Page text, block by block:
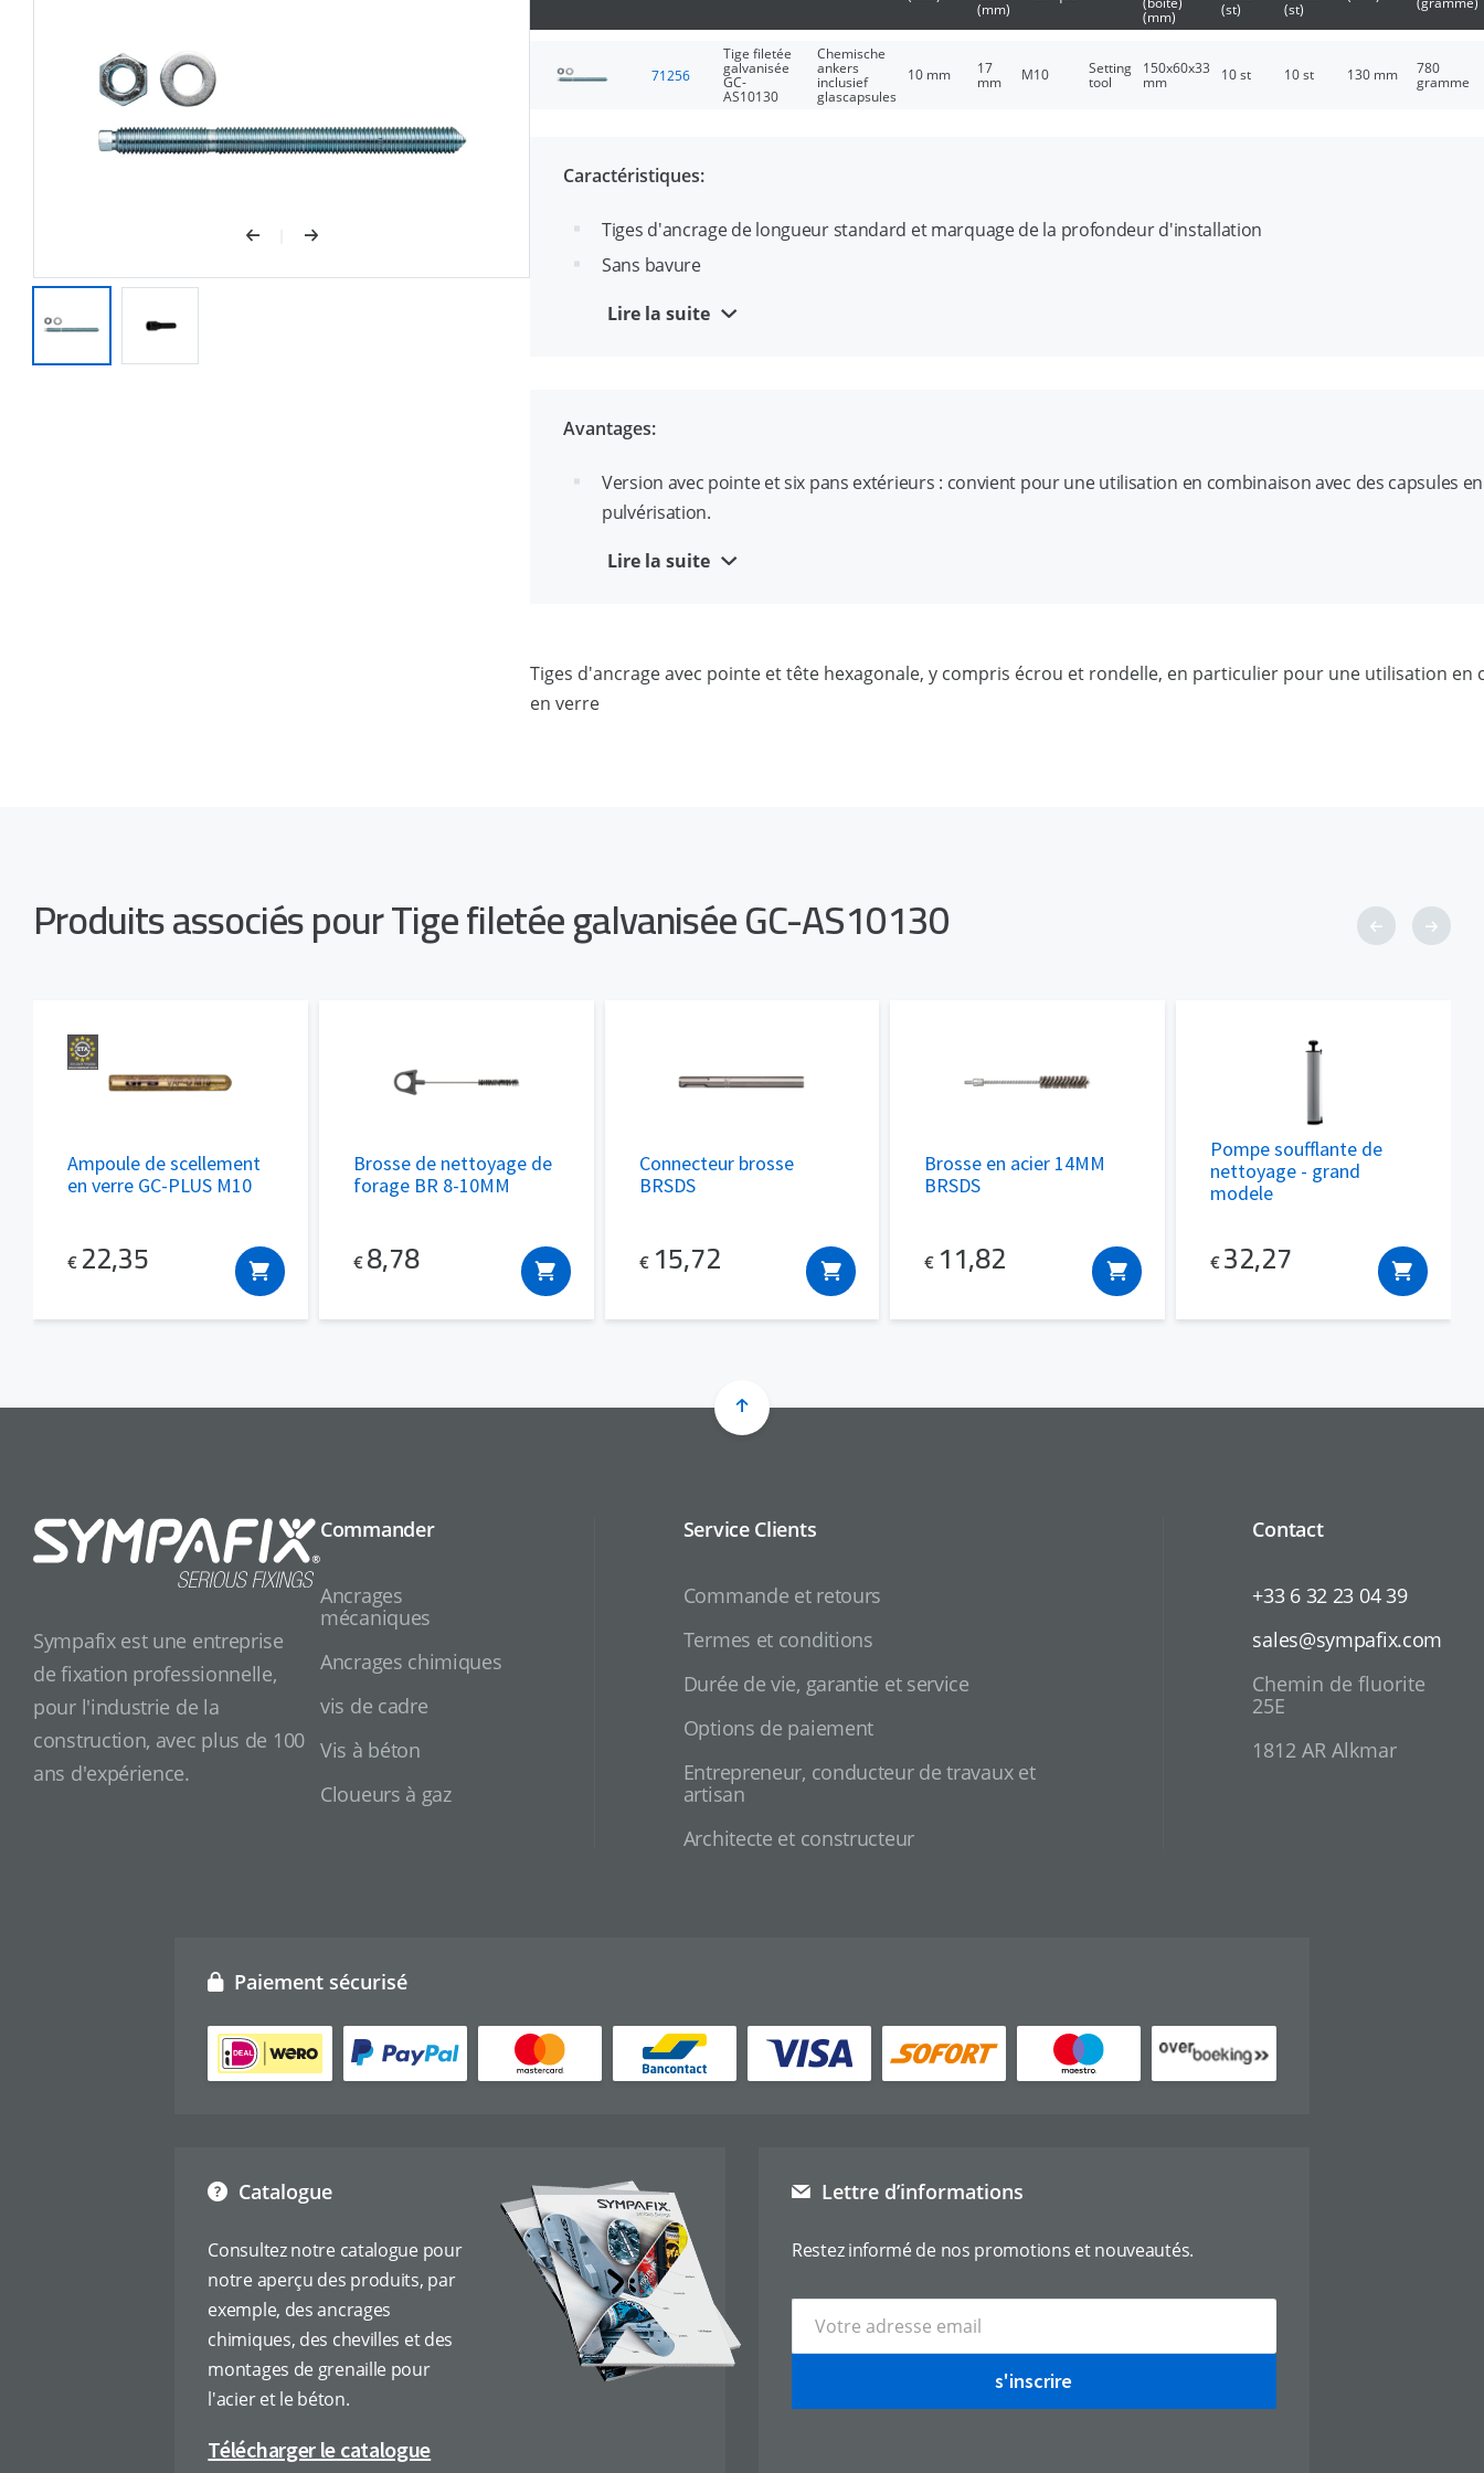
(mm) (mm) (st) (st)
71256
Tige filetée
galvanisée
GC-
AS10130
Chemische
ankers
inclusief
glascapsules
10 mm 17
mm M10 Setting
tool
150x60x33
mm 10 st 10 st 130 mm 780
gramme
Caractéristiques:
Tiges d'ancrage de longueur standard et marquage de la profondeur d'installation
Sans bavure
Dégraissé (acier inoxydable) ou galvanisé électrolytiquement sur tout le pourtour (galvanisé)
Lire la suite
Avantages:
Version avec pointe et six pans extérieurs : convient pour une utilisation en combinaison avec des capsules
pulvérisation.
Marquage de profondeur d'installation disponible sur la tige d'ancrage
Lire la suite
Tiges d'ancrage avec pointe et tête hexagonale, y compris écrou et rondelle, en particulier pour une utilisation en
en verre
Produits associés pour Tige filetée galvanisée GC-AS10130
Ampoule de scellement
en verre GC-PLUS M10
€ 22,35
Brosse de nettoyage de
forage BR 8-10MM
€ 8,78
Connecteur brosse
BRSDS
€ 15,72
Brosse en acier 14MM
BRSDS
€ 11,82
Pompe soufflante de
nettoyage - grand
modele
€ 32,27
Sympafix est une entreprise
de fixation professionnelle,
pour l'industrie de la
construction, avec plus de 100
ans d'expérience.
Commander
Ancrages
mécaniques
Ancrages chimiques
vis de cadre
Vis à béton
Cloueurs à gaz
Service Clients
Commande et retours
Termes et conditions
Durée de vie, garantie et service
Options de paiement
Entrepreneur, conducteur de travaux et
artisan
Architecte et constructeur
Contact
+33 6 32 23 04 39
sales@sympafix.com
Chemin de fluorite
25E
1812 AR Alkmar
Catalogue
Consultez notre catalogue pour
notre aperçu des produits, par
exemple, des ancrages
chimiques, des chevilles et des
montages de grenaille pour
l'acier et le béton.
Télécharger le catalogue
Paiement sécurisé
Lettre d’informations
Restez informé de nos promotions et nouveautés.
s'inscrire